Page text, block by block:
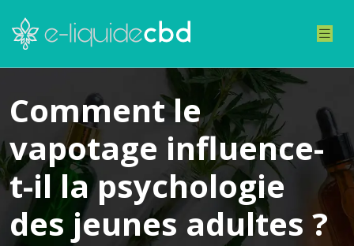
Comment le
vapotage influence-
t-il la psychologie
des jeunes adultes ?